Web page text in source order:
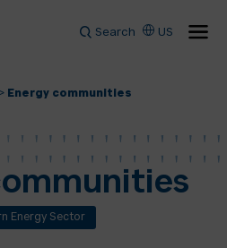
Search US
> Energy communities
Energy Sector